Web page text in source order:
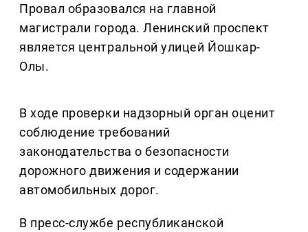
Провал образовался на главной
магистрали города. Ленинский проспект
является центральной улицей Йошкар-
Олы.
В ходе проверки надзорный орган оценит
соблюдение требований
законодательства о безопасности
дорожного движения и содержании
автомобильных дорог.
В пресс-службе республиканской